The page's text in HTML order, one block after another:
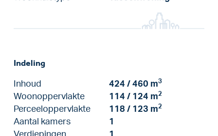
Indeling
Inhoud 424 / 460 m3
Woonoppervlakte 114 / 124 m2
Perceeloppervlakte 118 / 123 m2
Aantal kamers
1
Verdiepingen
1